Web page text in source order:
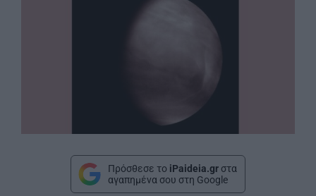
Πρόσθεσε το iPaideia.gr στα
αγαπημένα σου στη Google